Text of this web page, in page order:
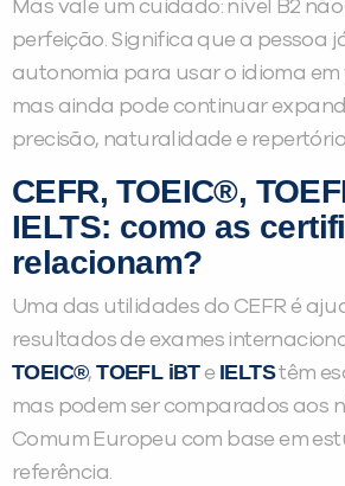
Mas vale um cuidado: nível B2
perfeição. Significa que a pessoa
autonomia para usar o idioma em
mas ainda pode continuar
precisão, naturalidade e
CEFR, TOEIC®,
IELTS: como as
relacionam?
Uma das utilidades do CEFR é
resultados de exames
TOEIC®,TOEFL iBTe IELTStêm
mas podem ser comparados aos
Comum Europeu com base em
referência.